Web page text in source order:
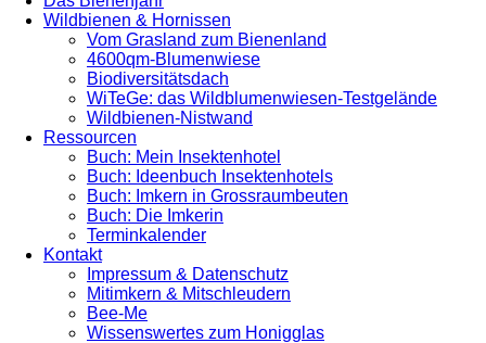
Wildbienen & Hornissen
Vom Grasland zum Bienenland
4600qm-Blumenwiese
Biodiversitätsdach
WiTeGe: das Wildblumenwiesen-Testgelände
Wildbienen-Nistwand
Ressourcen
Buch: Mein Insektenhotel
Buch: Ideenbuch Insektenhotels
Buch: Imkern in Grossraumbeuten
Buch: Die Imkerin
Terminkalender
Kontakt
Impressum & Datenschutz
Mitimkern & Mitschleudern
Bee-Me
Wissenswertes zum Honigglas